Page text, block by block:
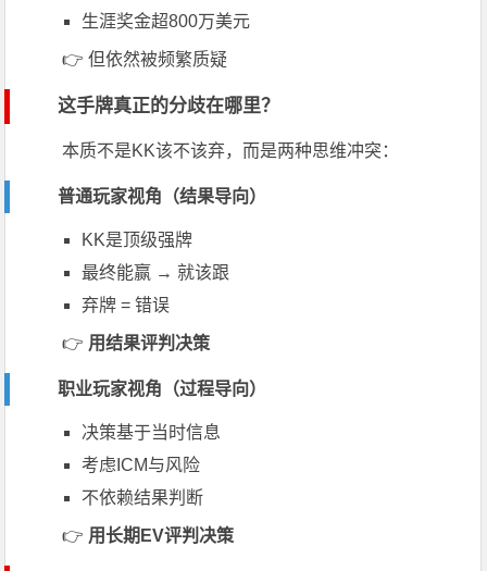
生涯奖金超800万美元
👉 但依然被频繁质疑
这手牌真正的分歧在哪里？
本质不是KK该不该弃，而是两种思维冲突：
普通玩家视角（结果导向）
KK是顶级强牌
最终能赢 → 就该跟
弃牌 = 错误
👉 用结果评判决策
职业玩家视角（过程导向）
决策基于当时信息
考虑ICM与风险
不依赖结果判断
👉 用长期EV评判决策